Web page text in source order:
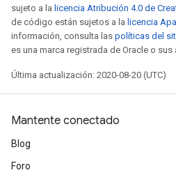
sujeto a la licencia Atribución 4.0 de
de código están sujetos a la licencia
información, consulta las políticas del
es una marca registrada de Oracle o sus
Última actualización: 2020-08-20 (UTC)
Mantente conectado
Blog
Foro